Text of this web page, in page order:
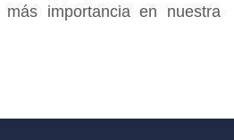
importancia en nuestra